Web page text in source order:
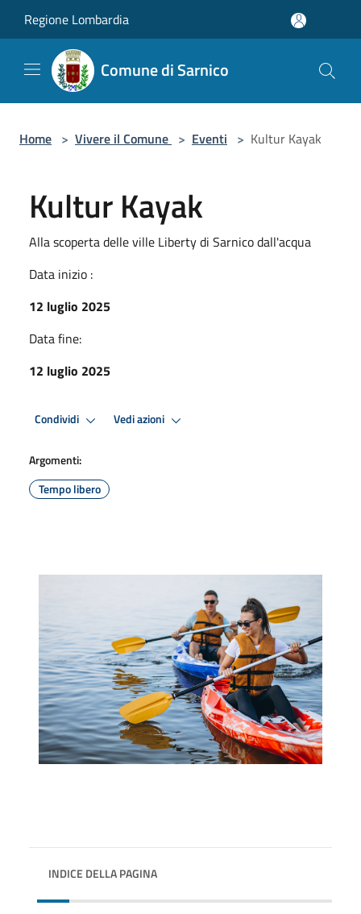
Regione Lombardia
Comune di Sarnico
Home > Vivere il Comune > Eventi > Kultur Kayak
Kultur Kayak
Alla scoperta delle ville Liberty di Sarnico dall'acqua
Data inizio :
12 luglio 2025
Data fine:
12 luglio 2025
Condividi Vedi azioni
Argomenti:
Tempo libero
INDICE DELLA PAGINA